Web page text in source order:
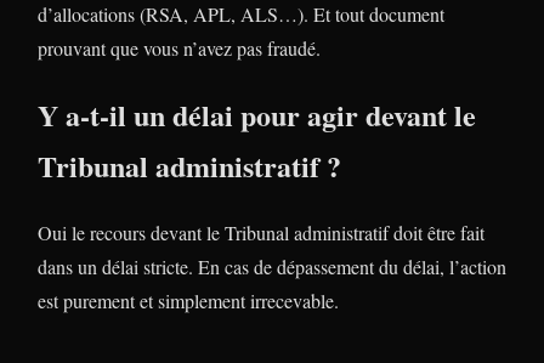
d’allocations (RSA, APL, ALS…). Et tout document
prouvant que vous n’avez pas fraudé.
Y a-t-il un délai pour agir devant le
Tribunal administratif ?
Oui le recours devant le Tribunal administratif doit être fait
dans un délai stricte. En cas de dépassement du délai, l’action
est purement et simplement irrecevable.